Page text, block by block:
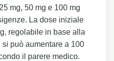
mg, 50 mg e 100 mg
La dose iniziale
regolabile in base alla
si può aumentare a 100
il parere medico.